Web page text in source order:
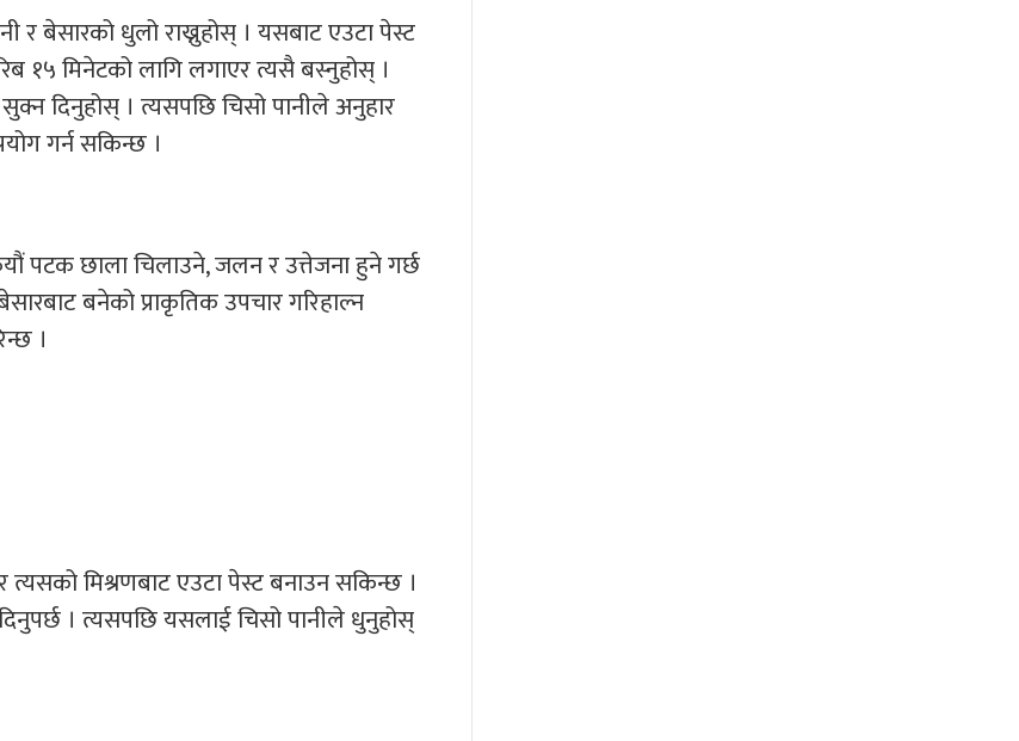
र बेसारको धुलो राख्नुहोस् । यसबाट एउटा पेस्ट
१५ मिनेटको लागि लगाएर त्यसै बस्नुहोस् ।
दिनुहोस् । त्यसपछि चिसो पानीले अनुहार
गर्न सकिन्छ ।
छाला चिलाउने, जलन र उत्तेजना हुने गर्छ
बनेको प्राकृतिक उपचार गरिहाल्न
।
मिश्रणबाट एउटा पेस्ट बनाउन सकिन्छ ।
। त्यसपछि यसलाई चिसो पानीले धुनुहोस्